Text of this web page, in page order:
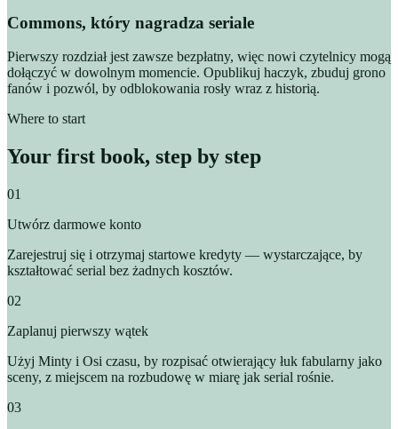
Commons, który nagradza seriale
Pierwszy rozdział jest zawsze bezpłatny, więc nowi czytelnicy mogą
dołączyć w dowolnym momencie. Opublikuj haczyk, zbuduj grono
fanów i pozwól, by odblokowania rosły wraz z historią.
Where to start
Your first book, step by step
01
Utwórz darmowe konto
Zarejestruj się i otrzymaj startowe kredyty — wystarczające, by
kształtować serial bez żadnych kosztów.
02
Zaplanuj pierwszy wątek
Użyj Minty i Osi czasu, by rozpisać otwierający łuk fabularny jako
sceny, z miejscem na rozbudowę w miarę jak serial rośnie.
03